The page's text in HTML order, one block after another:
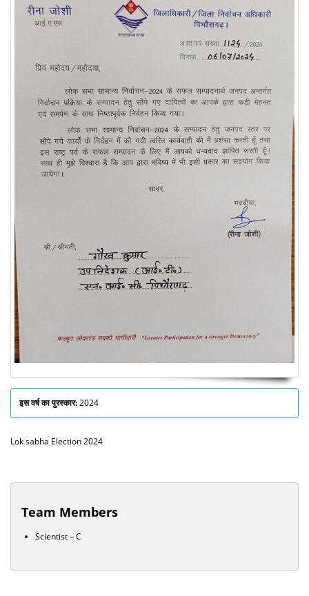
इस वर्ष का पुरस्कार:2024
Lok sabha Election 2024
Team Members
Scientist – C